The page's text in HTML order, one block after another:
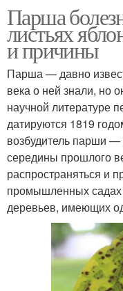
Парша
листьях
и причины
Парша — давно
века о ней знали, но
научной литературе
датируются 1819
возбудитель парши —
середины прошлого
распространяться и
промышленных садах
деревьев, имеющих